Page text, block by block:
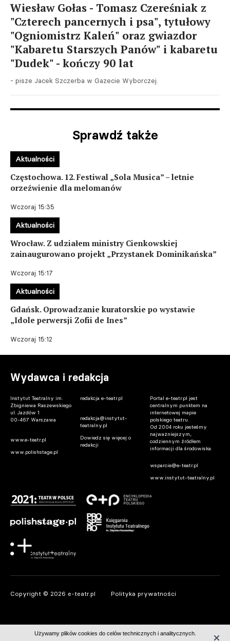
Wiesław Gołas - Tomasz Czereśniak z
"Czterech pancernych i psa", tytułowy
"Ogniomistrz Kaleń" oraz gwiazdor
"Kabaretu Starszych Panów" i kabaretu
"Dudek" - kończy 90 lat
- pisze Jacek Szczerba w Gazecie Wyborczej.
Sprawdź także
Częstochowa. 12. Festiwal „Sola Musica” – letnie
orzeźwienie dla melomanów
Wczoraj 15:35
Aktualności
Wrocław. Z udziałem ministry Cienkowskiej
zainaugurowano projekt „Przystanek Dominikańska”
Wczoraj 15:17
Aktualności
Gdańsk. Oprowadzanie kuratorskie po wystawie
„Idole perwersji Zofii de Ines”
Wczoraj 15:12
Aktualności
Wydawca i redakcja
Instytut Teatralny im.
Zbigniewa Raszewskiego
ul. Jazdów 1
00-467 Warszawa
www.e-teatr.pl
www.polishstage.pl
redakcja e-teatr.pl
redakcja@instytut-
teatralny.pl
Dowiedz się więcej o
redakcji
Portal e-teatr.pl jest
centralnym punktem na
internetowej mapie
polskiego teatru.
Od 2004 roku jesteśmy
najważniejszym,
codziennym źródłem
informacji dla środowiska.
wsparcie@e-teatr.pl
www.instytut-teatralny.pl
Copyright © 2026 e-teatr.pl Polityka prywatności
Używamy plików cookies do celów technicznych i analitycznych.